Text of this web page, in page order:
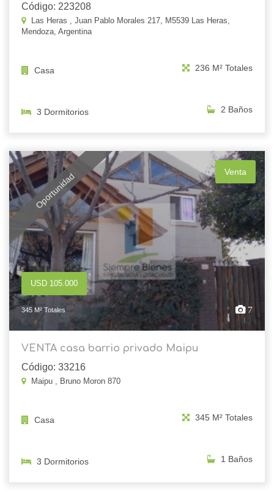
Código: 223208
Las Heras , Juan Pablo Morales 217, M5539 Las Heras,
Mendoza, Argentina
Casa 236 M² Totales
3 Dormitorios 2 Baños
Oportunidad Venta
USD 105.000
345 M² Totales 7
VENTA casa barrio privado Maipu
Código: 33216
Maipu , Bruno Moron 870
Casa 345 M² Totales
3 Dormitorios 1 Baños